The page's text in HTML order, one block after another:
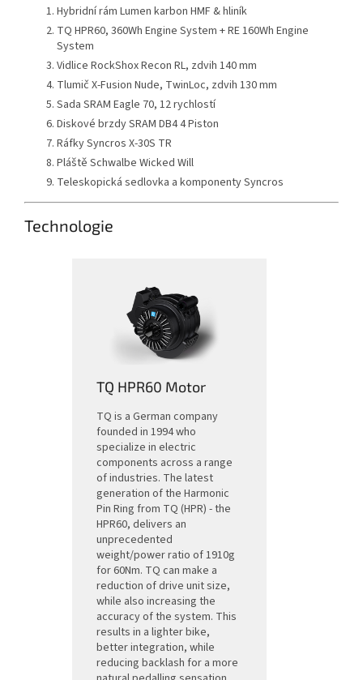
Hybridní rám Lumen karbon HMF & hliník
TQ HPR60, 360Wh Engine System + RE 160Wh Engine
System
Vidlice RockShox Recon RL, zdvih 140 mm
Tlumič X-Fusion Nude, TwinLoc, zdvih 130 mm
Sada SRAM Eagle 70, 12 rychlostí
Diskové brzdy SRAM DB4 4 Piston
Ráfky Syncros X-30S TR
Pláště Schwalbe Wicked Will
Teleskopická sedlovka a komponenty Syncros
Technologie
TQ HPR60 Motor
TQ is a German company
founded in 1994 who
specialize in electric
components across a range
of industries. The latest
generation of the Harmonic
Pin Ring from TQ (HPR) - the
HPR60, delivers an
unprecedented
weight/power ratio of 1910g
for 60Nm. TQ can make a
reduction of drive unit size,
while also increasing the
accuracy of the system. This
results in a lighter bike,
better integration, while
reducing backlash for a more